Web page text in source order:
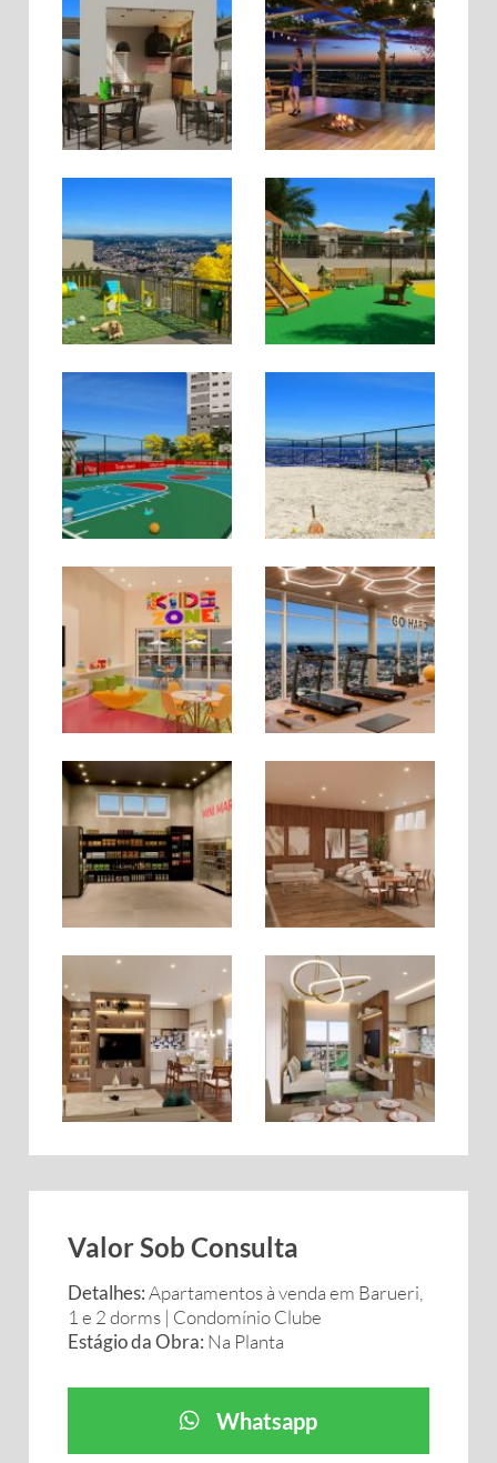
Valor Sob Consulta
Detalhes:Apartamentos à venda em Barueri,
1 e 2 dorms | Condomínio Clube
Estágio da Obra: Na Planta
Whatsapp